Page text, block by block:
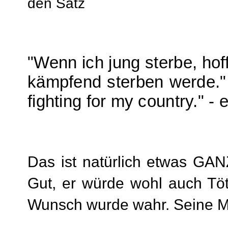
"Wenn ich jung sterbe,
kämpfend sterben
fighting for my country." -
Das ist natürlich etwas
Gut, er würde wohl auch
Wunsch wurde wahr. Seine